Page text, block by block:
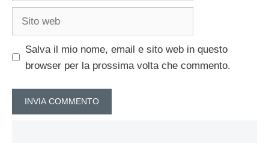
Salva il mio nome, email e sito web in questo
browser per la prossima volta che commento.